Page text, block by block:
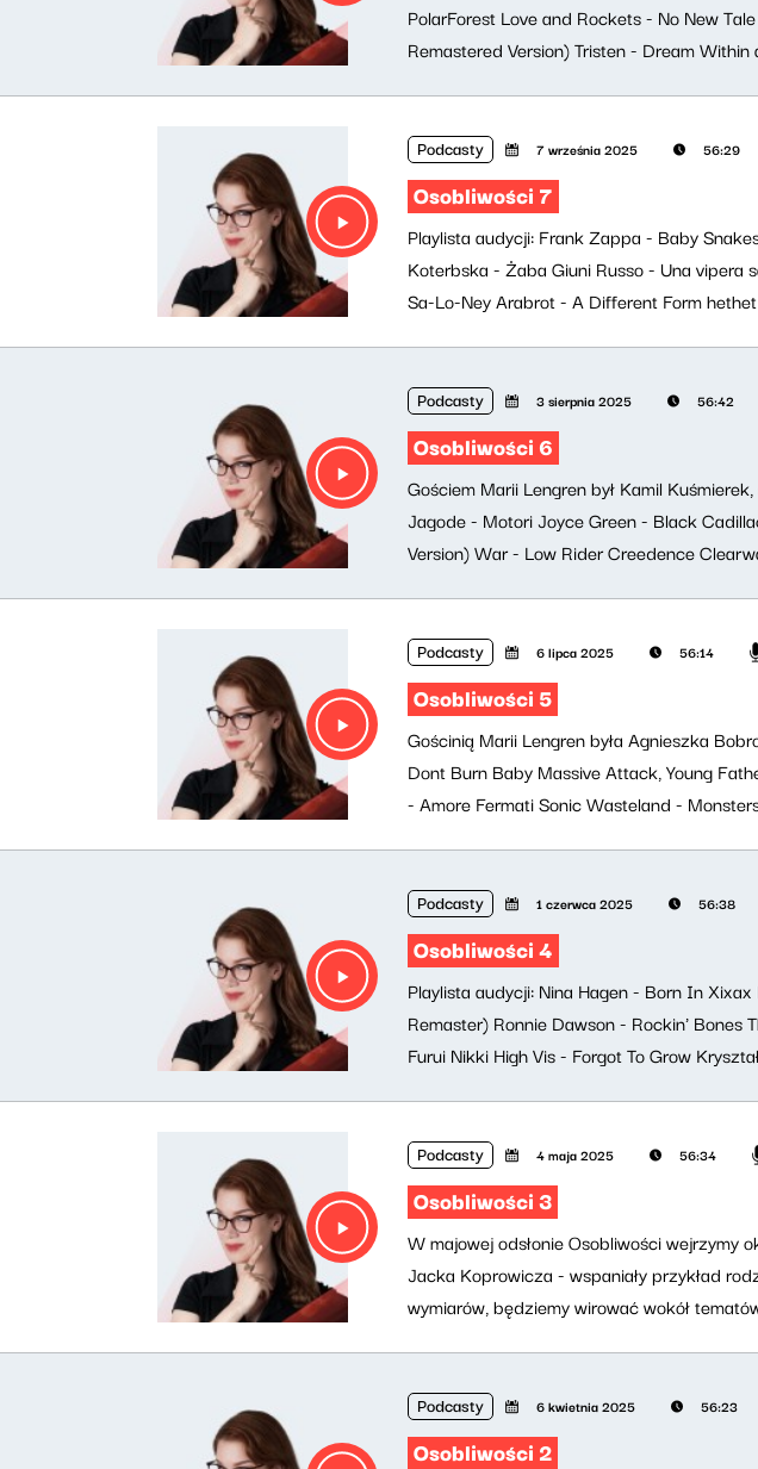
PolarForest Love and Rockets - No New
Remastered Version) Tristen - Dream Within
Podcasty 7 września 2025 56:29
Osobliwości 7
Playlista audycji: Frank Zappa - Baby
Koterbska - Żaba Giuni Russo - Una vipera
Sa-Lo-Ney Arabrot - A Different Form
Podcasty 3 sierpnia 2025 56:42
Osobliwości 6
Gościem Marii Lengren był Kamil
Jagode - Motori Joyce Green - Black
Version) War - Low Rider Creedence
Podcasty 6 lipca 2025 56:14
Osobliwości 5
Gościnią Marii Lengren była Agnieszka
Dont Burn Baby Massive Attack, Young
- Amore Fermati Sonic Wasteland -
Podcasty 1 czerwca 2025 56:38
Osobliwości 4
Playlista audycji: Nina Hagen - Born In
Remaster) Ronnie Dawson - Rockin'
Furui Nikki High Vis - Forgot To Grow
Podcasty 4 maja 2025 56:34
Osobliwości 3
W majowej odsłonie Osobliwości
Jacka Koprowicza - wspaniały przykład
wymiarów, będziemy wirować wokół
Podcasty 6 kwietnia 2025 56:23
Osobliwości 2